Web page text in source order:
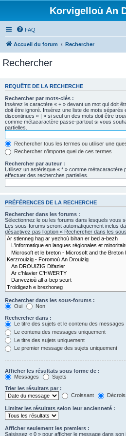
Korvigelloù An
FAQ
Accueil du forum Rechercher
Rechercher
REQUÊTE DE LA RECHERCHE
Rechercher par mots-clés :
Insérez le caractère « + » devant un mot qui doit
doit être ignoré. Insérez une liste de mots séparés
discontinues « | » si seul un des mots doit être
comme métacaractère passe-partout si vous
partielles.
Rechercher tous les termes ou utiliser une
Rechercher n’importe quel de ces termes
Rechercher par auteur :
Utilisez un astérisque « * » comme métacaractère
effectuer des recherches partielles.
PRÉFÉRENCES DE LA RECHERCHE
Rechercher dans les forums :
Sélectionnez le ou les forums dans lesquels vous
Les sous-forums seront automatiquement inclus
désactivez pas l’option « Rechercher dans les
Rechercher dans les sous-forums :
Oui
Non
Rechercher dans :
Le titre des sujets et le contenu des messages
Le contenu des messages uniquement
Le titre des sujets uniquement
Le premier message des sujets uniquement
Afficher les résultats sous forme de :
Messages
Sujets
Trier les résultats par :
Croissant
Limiter les résultats selon leur ancienneté :
Afficher seulement les premiers :
Saisissez « 0 » pour afficher le message dans son